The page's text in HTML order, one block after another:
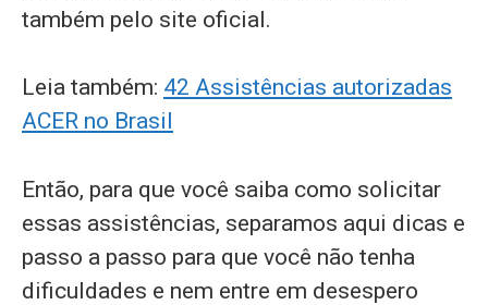
também pelo site oficial.
Leia também: 42 Assistências autorizadas
ACER no Brasil
Então, para que você saiba como solicitar
essas assistências, separamos aqui dicas e
passo a passo para que você não tenha
dificuldades e nem entre em desespero